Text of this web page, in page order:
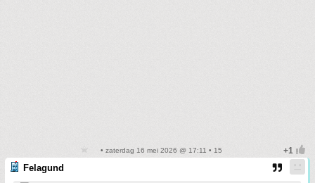
• zaterdag 16 mei 2026 @ 17:11 • 15
Felagund